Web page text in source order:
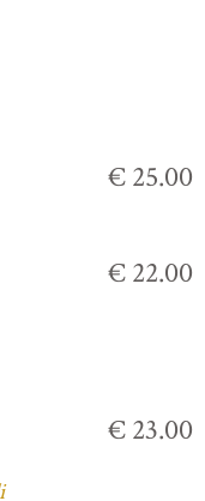
€ 25.00
€ 22.00
€ 23.00